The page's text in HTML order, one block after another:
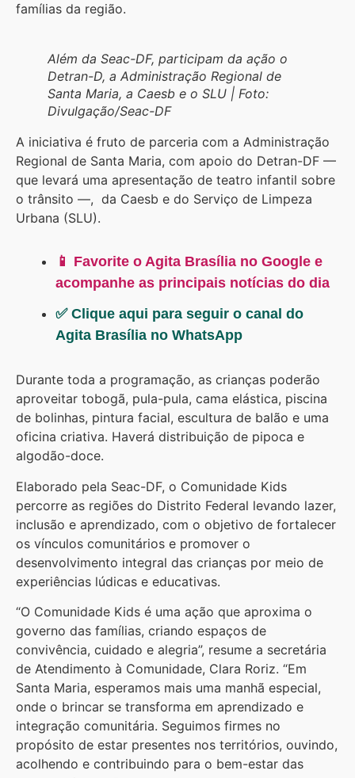
famílias da região.
Além da Seac-DF, participam da ação o
Detran-D, a Administração Regional de
Santa Maria, a Caesb e o SLU | Foto:
Divulgação/Seac-DF
A iniciativa é fruto de parceria com a Administração
Regional de Santa Maria, com apoio do Detran-DF —
que levará uma apresentação de teatro infantil sobre
o trânsito —, da Caesb e do Serviço de Limpeza
Urbana (SLU).
📱 Favorite o Agita Brasília no Google e
acompanhe as principais notícias do dia
✅ Clique aqui para seguir o canal do
Agita Brasília no WhatsApp
Durante toda a programação, as crianças poderão
aproveitar tobogã, pula-pula, cama elástica, piscina
de bolinhas, pintura facial, escultura de balão e uma
oficina criativa. Haverá distribuição de pipoca e
algodão-doce.
Elaborado pela Seac-DF, o Comunidade Kids
percorre as regiões do Distrito Federal levando lazer,
inclusão e aprendizado, com o objetivo de fortalecer
os vínculos comunitários e promover o
desenvolvimento integral das crianças por meio de
experiências lúdicas e educativas.
“O Comunidade Kids é uma ação que aproxima o
governo das famílias, criando espaços de
convivência, cuidado e alegria”, resume a secretária
de Atendimento à Comunidade, Clara Roriz. “Em
Santa Maria, esperamos mais uma manhã especial,
onde o brincar se transforma em aprendizado e
integração comunitária. Seguimos firmes no
propósito de estar presentes nos territórios, ouvindo,
acolhendo e contribuindo para o bem-estar das